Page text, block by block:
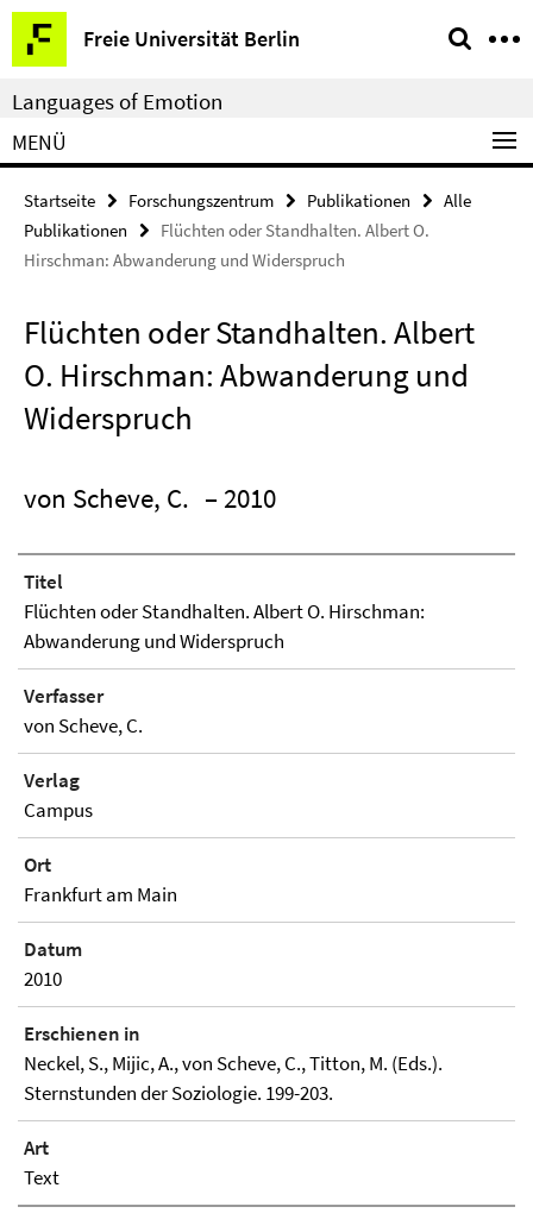
Springe
direkt
zu
Inhalt
Freie Universität Berlin
Service-
Navigation
Languages of Emotion
MENÜ
Startseite Forschungszentrum Publikationen
Alle
Publikationen
Flüchten oder Standhalten. Albert O.
Hirschman: Abwanderung und Widerspruch
Flüchten oder Standhalten. Albert
O. Hirschman: Abwanderung und
Widerspruch
von Scheve, C. – 2010
Titel
Flüchten oder Standhalten. Albert O. Hirschman:
Abwanderung und Widerspruch
Verfasser
von Scheve, C.
Verlag
Campus
Ort
Frankfurt am Main
Datum
2010
Erschienen in
Neckel, S., Mijic, A., von Scheve, C., Titton, M. (Eds.).
Sternstunden der Soziologie. 199-203.
Art
Text